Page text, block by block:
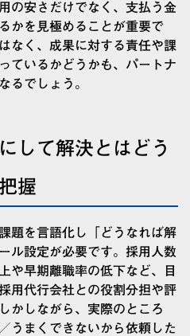
の安さだけでなく、支払う金
かを見極めることが重要で
なく、成果に対する責任や課
ているかどうかも、パートナ
るでしょう。
して解決とはどう
握
題を言語化し「どうなれば解
ル設定が必要です。採用人数
や早期離職率の低下など、目
用代行会社との役割分担や評
かしながら、実際のところ
うまくできないから依頼した